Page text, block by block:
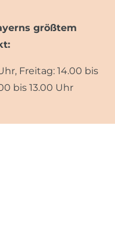
größtem
Freitag: 14.00 bis
bis 13.00 Uhr